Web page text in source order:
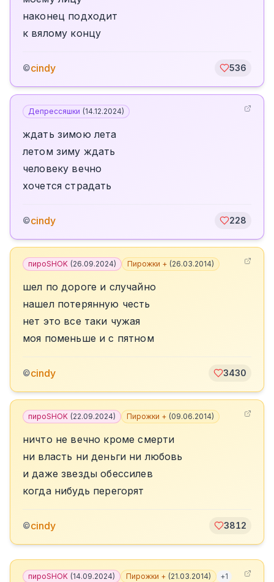
наконец подходит
к вялому концу
©cindy 536
Депрессяшки (14.12.2024)
ждать зимою лета
летом зиму ждать
человеку вечно
хочется страдать
©cindy 228
пироSHOK (26.09.2024) Пирожки + (26.03.2014)
шел по дороге и случайно
нашел потерянную честь
нет это все таки чужая
моя поменьше и с пятном
©cindy 3430
пироSHOK (22.09.2024) Пирожки + (09.06.2014)
ничто не вечно кроме смерти
ни власть ни деньги ни любовь
и даже звезды обессилев
когда нибудь перегорят
©cindy 3812
пироSHOK (14.09.2024) Пирожки + (21.03.2014) +1